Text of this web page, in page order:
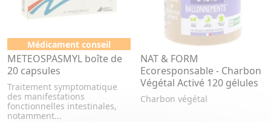
Médicament conseil
METEOSPASMYL boîte de
20 capsules
Traitement symptomatique
des manifestations
fonctionnelles intestinales,
notamment...
NAT & FORM
Ecoresponsable - Charbon
Végétal Activé 120 gélules
Charbon végétal